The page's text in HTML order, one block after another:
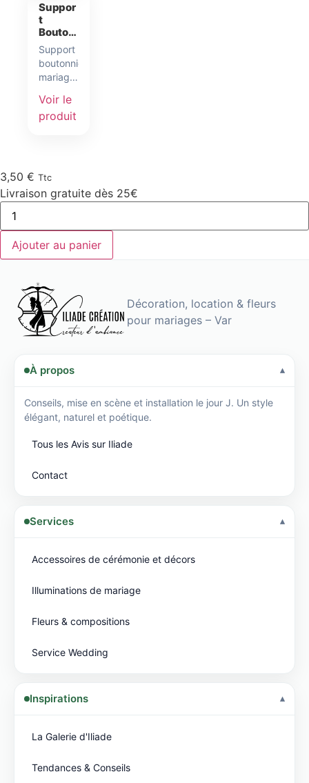
Suppor
t
Bouton
nière
Mariag
e Fleurs
Fraîche
s –
Base
avec
Support
boutonnière
mariage
fleurs
fraîches
intégrée
maintenir
hydrater
les
tiges.
discrète
et
sécurisée
pour
veste…
Voir le
produit
3,50 € Ttc
Livraison gratuite dès 25€
Ajouter au panier
Décoration, location & fleurs
pour mariages – Var
À propos
Conseils, mise en scène et installation le jour J. Un style
élégant, naturel et poétique.
Tous les Avis sur Iliade
Contact
Services
Accessoires de cérémonie et décors
Illuminations de mariage
Fleurs & compositions
Service Wedding
Inspirations
La Galerie d'Iliade
Tendances & Conseils